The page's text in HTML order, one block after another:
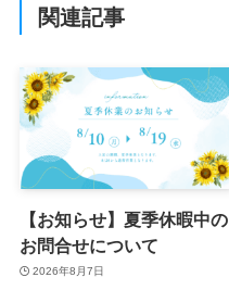
関連記事
【お知らせ】夏季休暇中の
お問合せについて
2026年8月7日